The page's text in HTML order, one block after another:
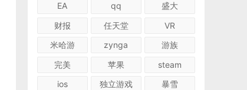
EA
qq
盛大
财报
任天堂
VR
米哈游
zynga
游族
完美
苹果
steam
ios
独立游戏
暴雪